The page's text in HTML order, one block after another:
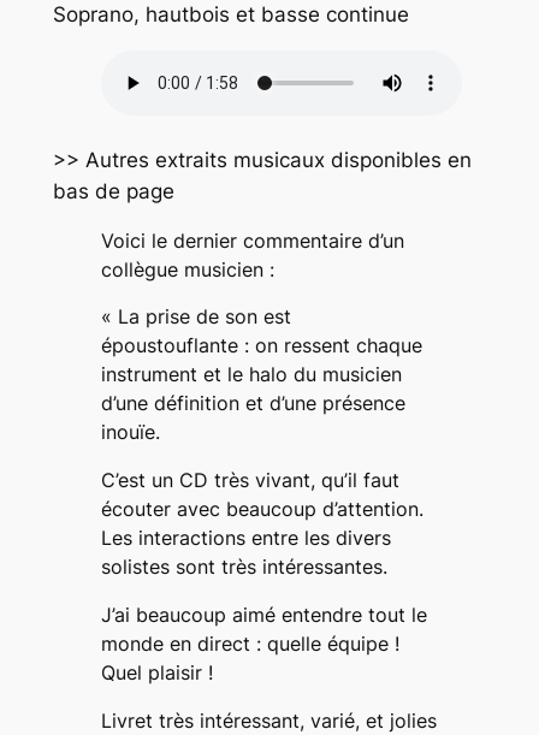
Soprano, hautbois et basse continue
>> Autres extraits musicaux disponibles en
bas de page
Voici le dernier commentaire d’un
collègue musicien :
« La prise de son est
époustouflante : on ressent chaque
instrument et le halo du musicien
d’une définition et d’une présence
inouïe.
C’est un CD très vivant, qu’il faut
écouter avec beaucoup d’attention.
Les interactions entre les divers
solistes sont très intéressantes.
J’ai beaucoup aimé entendre tout le
monde en direct : quelle équipe !
Quel plaisir !
Livret très intéressant, varié, et jolies